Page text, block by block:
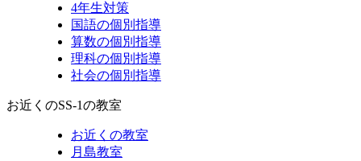
4年生対策
国語の個別指導
算数の個別指導
理科の個別指導
社会の個別指導
お近くのSS-1の教室
お近くの教室
月島教室